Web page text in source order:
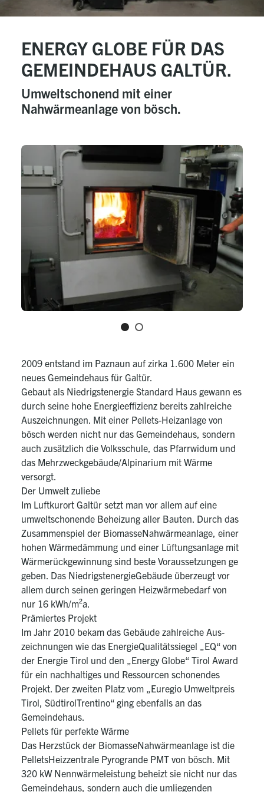
ENERGY GLOBE FÜR DAS
GEMEINDEHAUS GALTÜR.
Umweltschonend mit einer
Nahwärmeanlage von bösch.
2009 entstand im Paznaun auf zirka 1.600 Meter ein
neues Gemeindehaus für Galtür.
Gebaut als Niedrigst­energie­ Standard ­Haus gewann es
durch seine hohe Energieeffizienz bereits zahlreiche
Auszeichnungen. Mit einer Pellets­-Heizanlage von
bösch werden nicht nur das Gemeindehaus, sondern
auch zusätzlich die Volksschule, das Pfarrwidum und
das Mehrzweck­gebäude/Alpinarium mit Wärme
versorgt.
Der Umwelt zuliebe
Im Luftkurort Galtür setzt man vor allem auf eine
umweltschonende Beheizung aller Bauten. Durch das
Zusammenspiel der Biomasse­Nahwärmeanlage, einer
hohen Wärmedämmung und einer Lüftungsanlage mit
Wärmerückgewinnung sind beste Voraussetzungen ge
geben. Das Niedrigstenergie­Gebäude überzeugt vor
allem durch seinen geringen Heizwärmebedarf von
nur 16 kWh/m²a.
Prämiertes Projekt
Im Jahr 2010 bekam das Gebäude zahlreiche Aus­
zeichnungen wie das Energie­Qualitätssiegel „EQ“ von
der Energie Tirol und den „Energy Globe“ Tirol Award
für ein nachhaltiges und Ressourcen schonendes
Projekt. Der zweiten Platz vom „Euregio Umweltpreis
Tirol, Südtirol­Trentino“ ging ebenfalls an das
Gemeindehaus.
Pellets für perfekte Wärme
Das Herzstück der Biomasse­Nahwärmeanlage ist die
Pellets­Heizzentrale Pyrogrande PMT von bösch. Mit
320 kW Nennwärmeleistung beheizt sie nicht nur das
Gemeindehaus, sondern auch die umliegenden